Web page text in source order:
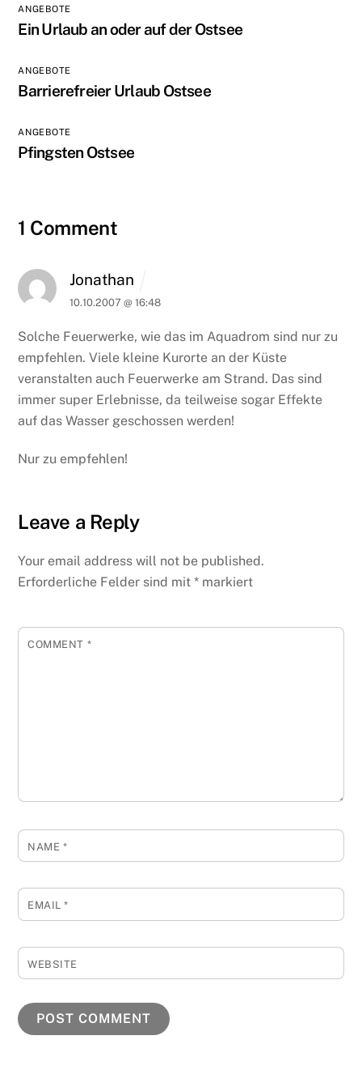
ANGEBOTE
Ein Urlaub an oder auf der Ostsee
ANGEBOTE
Barrierefreier Urlaub Ostsee
ANGEBOTE
Pfingsten Ostsee
1 Comment
Jonathan
10.10.2007 @ 16:48
Solche Feuerwerke, wie das im Aquadrom sind nur zu
empfehlen. Viele kleine Kurorte an der Küste
veranstalten auch Feuerwerke am Strand. Das sind
immer super Erlebnisse, da teilweise sogar Effekte
auf das Wasser geschossen werden!
Nur zu empfehlen!
Leave a Reply
Your email address will not be published.
Erforderliche Felder sind mit* markiert
COMMENT *
NAME *
EMAIL*
WEBSITE